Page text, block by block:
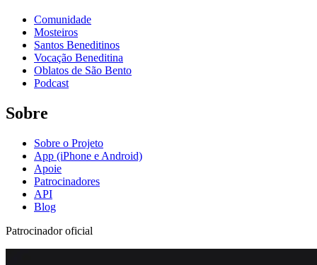
Comunidade
Mosteiros
Santos Beneditinos
Vocação Beneditina
Oblatos de São Bento
Podcast
Sobre
Sobre o Projeto
App (iPhone e Android)
Apoie
Patrocinadores
API
Blog
Patrocinador oficial